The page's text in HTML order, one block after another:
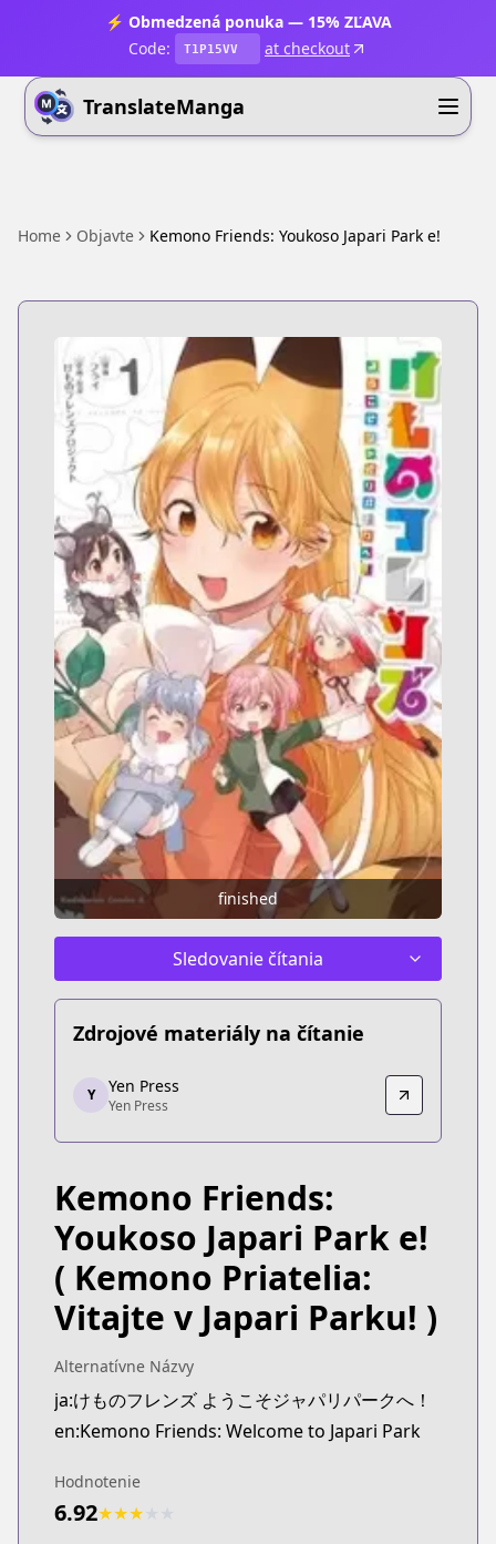
⚡ Obmedzená ponuka — 15% ZĽAVA
Code:
T1P15VV at checkout
TranslateManga
Home Objavte Kemono Friends: Youkoso Japari Park e!
finished
Sledovanie čítania
Zdrojové materiály na čítanie
Yen Press
Yen Press
https://yenpress.com/series/kemono-friends
Y Yen Press
Yen Press
Kemono Friends:
Youkoso Japari Park e!
( Kemono Priatelia:
Vitajte v Japari Parku! )
Alternatívne Názvy
ja:けものフレンズ ようこそジャパリパークへ！
en:Kemono Friends: Welcome to Japari Park
Hodnotenie
6.92★★★